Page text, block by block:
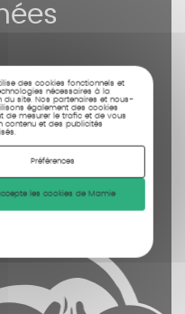
des cookies fonctionnels et
nécessaires à la
du site. Nos partenaires et nous-
également des cookies
de mesurer le trafic et de vous
contenu et des publicités
Préférences
les cookies de Mamie